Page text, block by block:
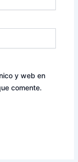
y web en
comente.